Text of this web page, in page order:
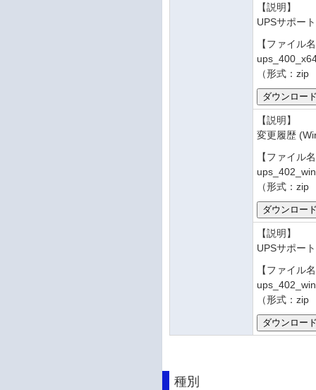
【説明】
UPSサポー
【ファイル
（形式：
【説明】
変更履歴
【ファイル
（形式：
【説明】
UPSサポー
【ファイル
（形式：
種別